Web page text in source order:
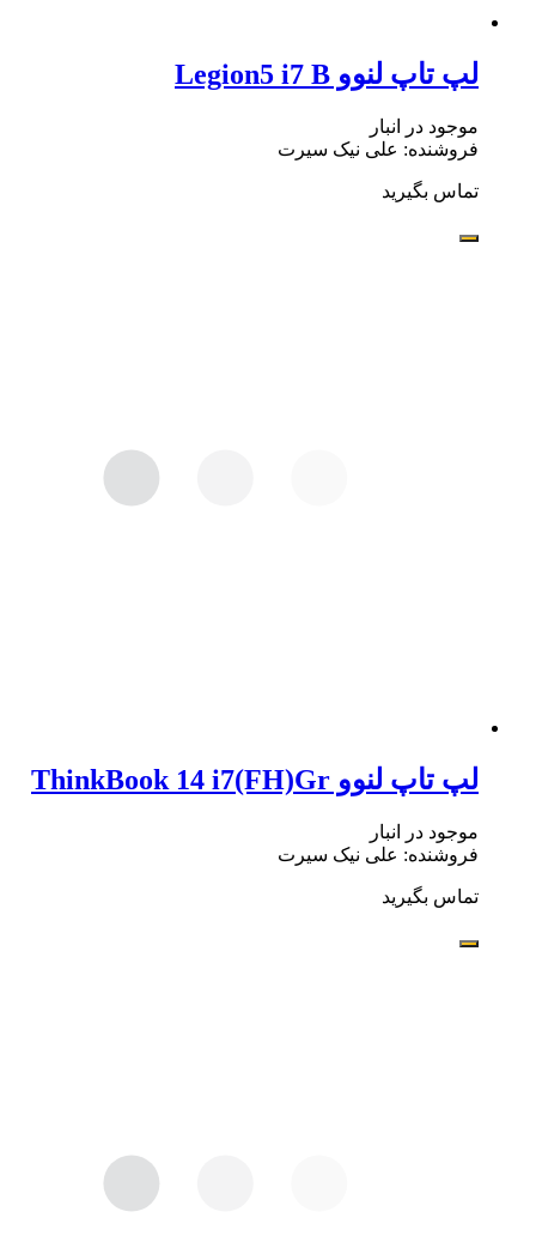
لپ تاپ لنوو Legion5 i7 B
موجود در انبار
فروشنده: علی نیک سیرت
تماس بگیرید
لپ تاپ لنوو ThinkBook 14 i7(FH)Gr
موجود در انبار
فروشنده: علی نیک سیرت
تماس بگیرید